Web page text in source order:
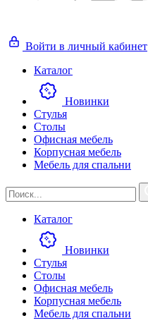
Войти в личный кабинет
Каталог
Новинки
Стулья
Столы
Офисная мебель
Корпусная мебель
Мебель для спальни
Каталог
Новинки
Стулья
Столы
Офисная мебель
Корпусная мебель
Мебель для спальни